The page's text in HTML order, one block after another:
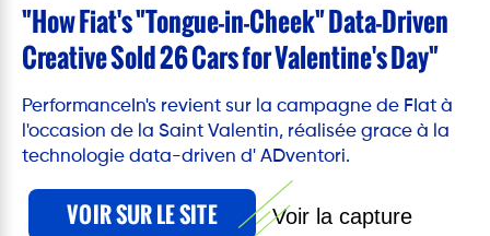
"How Fiat's "Tongue-in-Cheek" Data-Driven
Creative Sold 26 Cars for Valentine's Day"
PerformanceIn's revient sur la campagne de FIat à
l'occasion de la Saint Valentin, réalisée grace à la
technologie data-driven d' ADventori.
VOIR SUR LE SITE Voir la capture